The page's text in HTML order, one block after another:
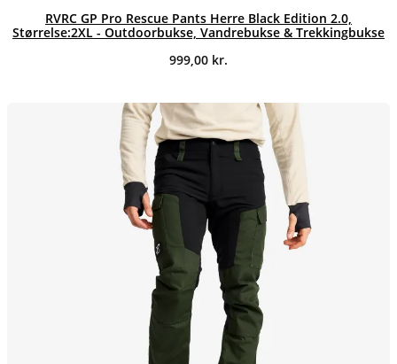
RVRC GP Pro Rescue Pants Herre Black Edition 2.0,
Størrelse:2XL - Outdoorbukse, Vandrebukse & Trekkingbukse
999,00 kr.